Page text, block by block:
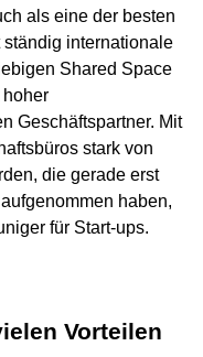
als eine der besten
internationale
Shared Space
Geschäftspartner. Mit
stark von
die gerade erst
haben,
für Start-ups.
Vorteilen